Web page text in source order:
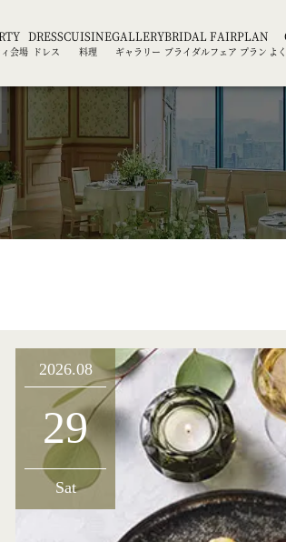
会場
DRESS
ドレス
CUISINE
料理
GALLERY
ギャラリー
BRIDAL FAIR
ブライダルフェア
PLAN
プラン よ
2026.08
29
Sat